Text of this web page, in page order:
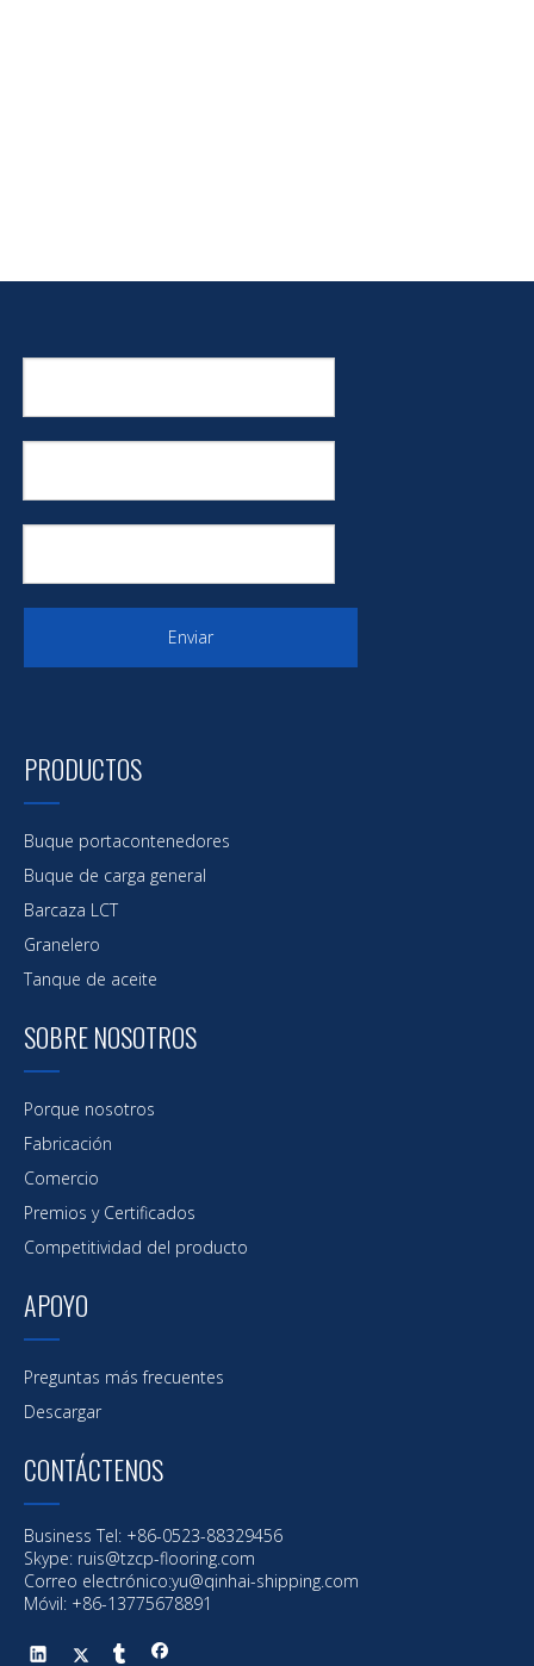
Enviar
PRODUCTOS
Buque portacontenedores
Buque de carga general
Barcaza LCT
Granelero
Tanque de aceite
SOBRE NOSOTROS
Porque nosotros
Fabricación
Comercio
Premios y Certificados
Competitividad del producto
APOYO
Preguntas más frecuentes
Descargar
CONTÁCTENOS
Business Tel: +86-0523-88329456
Skype: ruis@tzcp-flooring.com
Correo electrónico:yu@qinhai-shipping.com
Móvil: +86-13775678891